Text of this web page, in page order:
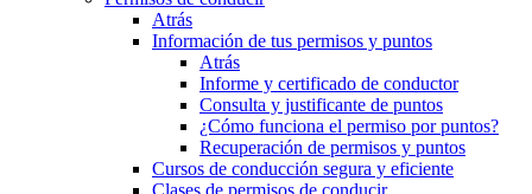
Atrás
Información de tus permisos y puntos
Atrás
Informe y certificado de conductor
Consulta y justificante de puntos
¿Cómo funciona el permiso por puntos?
Recuperación de permisos y puntos
Cursos de conducción segura y eficiente